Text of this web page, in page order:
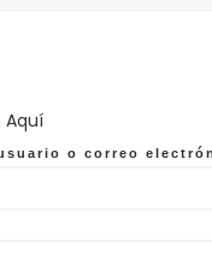
Aquí
o correo